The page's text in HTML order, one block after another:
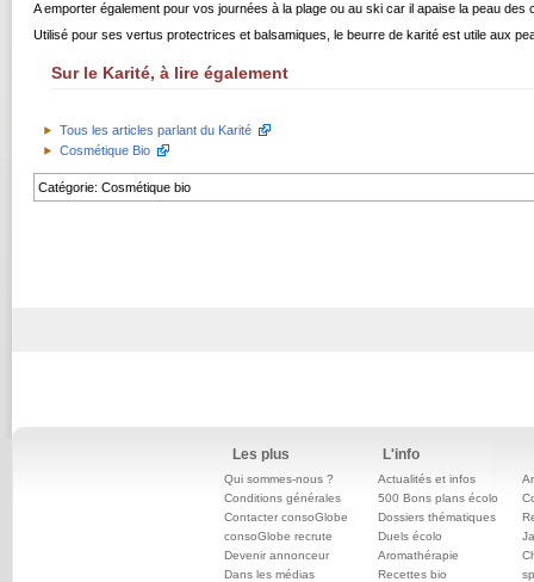
A emporter également pour vos journées à la plage ou au ski car il apaise la peau des
Utilisé pour ses vertus protectrices et balsamiques, le beurre de karité est utile aux
Sur le Karité, à lire également
Tous les articles parlant du Karité
Cosmétique Bio
Catégorie:Cosmétique bio
Les plus
Qui sommes-nous ?
Conditions générales
Contacter consoGlobe
consoGlobe recrute
Devenir annonceur
Dans les médias
L'info
Actualités et infos
500 Bons plans écolo
Dossiers thématiques
Duels écolo
Aromathérapie
Recettes bio